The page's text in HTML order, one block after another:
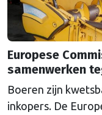
Europese
samenwerken
Boeren zijn
inkopers. De